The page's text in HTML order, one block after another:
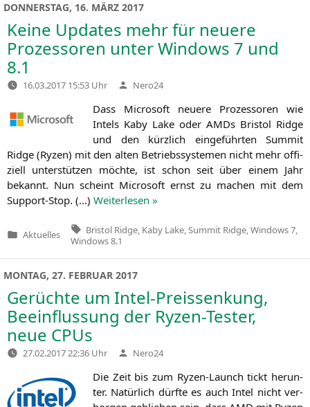
DONNERSTAG, 16. MÄRZ 2017
Keine Updates mehr für neuere
Prozessoren unter Windows 7 und
8.1
16.03.2017 15:53 Uhr Verfasst
von
Nero24
Dass Micro­soft neue­re Pro­zes­so­ren wie
Intels Kaby Lake oder AMDs Bris­tol Ridge
und den kürz­lich ein­ge­führ­ten Sum­mit
Ridge (Ryzen) mit den alten Betriebs­sys­te­men nicht mehr offi­
zi­ell unter­stüt­zen möch­te, ist schon seit über einem Jahr
bekannt. Nun scheint Micro­soft ernst zu machen mit dem
Sup­port-Stop. (…) Wei­ter­le­sen »
Veröffentlicht
Aktuelles
Tags:
Bristol Ridge Kaby Lake Summit Ridge Windows 7
Windows 8.1
MONTAG, 27. FEBRUAR 2017
Gerüchte um Intel-Preissenkung,
Beeinflussung der Ryzen-Tester,
neue CPUs
27.02.2017 22:36 Uhr Verfasst
von
Nero24
Die Zeit bis zum Ryzen-Launch tickt her­un­
ter. Natür­lich dürf­te es auch Intel nicht ver­